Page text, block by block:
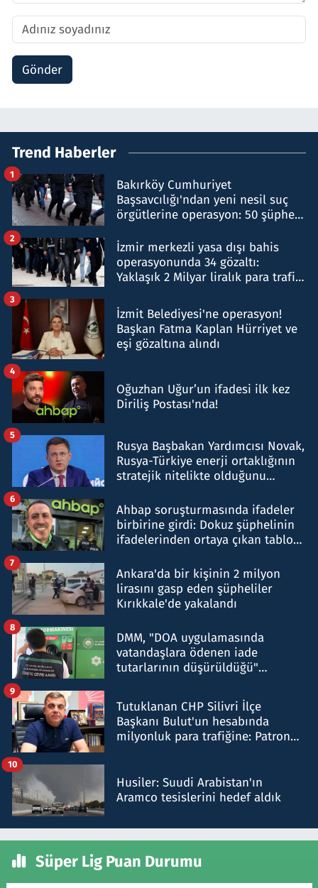
Gönder
Trend Haberler
Bakırköy Cumhuriyet
Başsavcılığı'ndan yeni nesil suç
örgütlerine operasyon: 50 şüpheli
1
İzmir merkezli yasa dışı bahis
operasyonunda 34 gözaltı:
Yaklaşık 2 Milyar liralık para trafiği
2
İzmit Belediyesi'ne operasyon!
Başkan Fatma Kaplan Hürriyet ve
eşi gözaltına alındı
3
Oğuzhan Uğur’un ifadesi ilk kez
Diriliş Postası'nda!
4
Rusya Başbakan Yardımcısı Novak,
Rusya-Türkiye enerji ortaklığının
stratejik nitelikte olduğunu
5
Ahbap soruşturmasında ifadeler
birbirine girdi: Dokuz şüphelinin
ifadelerinden ortaya çıkan tablo
6
Ankara'da bir kişinin 2 milyon
lirasını gasp eden şüpheliler
Kırıkkale'de yakalandı
7
DMM, "DOA uygulamasında
vatandaşlara ödenen iade
tutarlarının düşürüldüğü"
8
Tutuklanan CHP Silivri İlçe
Başkanı Bulut'un hesabında
milyonluk para trafiğine: Patron
9
Husiler: Suudi Arabistan'ın
Aramco tesislerini hedef aldık
10
Süper Lig Puan Durumu